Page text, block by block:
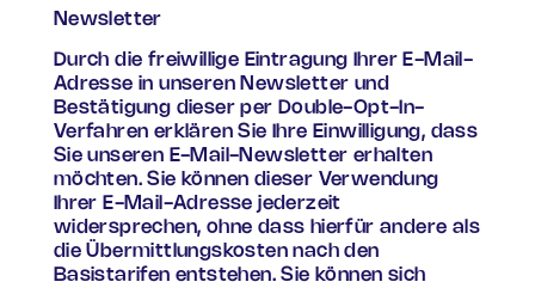
Newsletter
Durch die freiwillige Eintragung Ihrer E-Mail-
Adresse in unseren Newsletter und
Bestätigung dieser per Double-Opt-In-
Verfahren erklären Sie Ihre Einwilligung, dass
Sie unseren E-Mail-Newsletter erhalten
möchten. Sie können dieser Verwendung
Ihrer E-Mail-Adresse jederzeit
widersprechen, ohne dass hierfür andere als
die Übermittlungskosten nach den
Basistarifen entstehen. Sie können sich